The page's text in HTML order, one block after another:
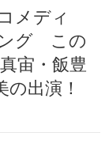
メディ
ング この
宙・飯豊
出演！